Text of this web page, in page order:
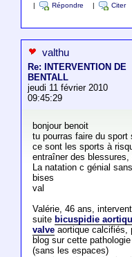
Répondre Citer
valthu
Re: INTERVENTION DE
BENTALL
jeudi 11 février 2010
09:45:29
bonjour benoit
tu pourras faire du
ce sont les sports à
entraîner des
La natation c génial
bises
val
Valérie, 46 ans,
suite bicuspidie
valveaortique calcifiés,
blog sur cette
(sans les espaces)